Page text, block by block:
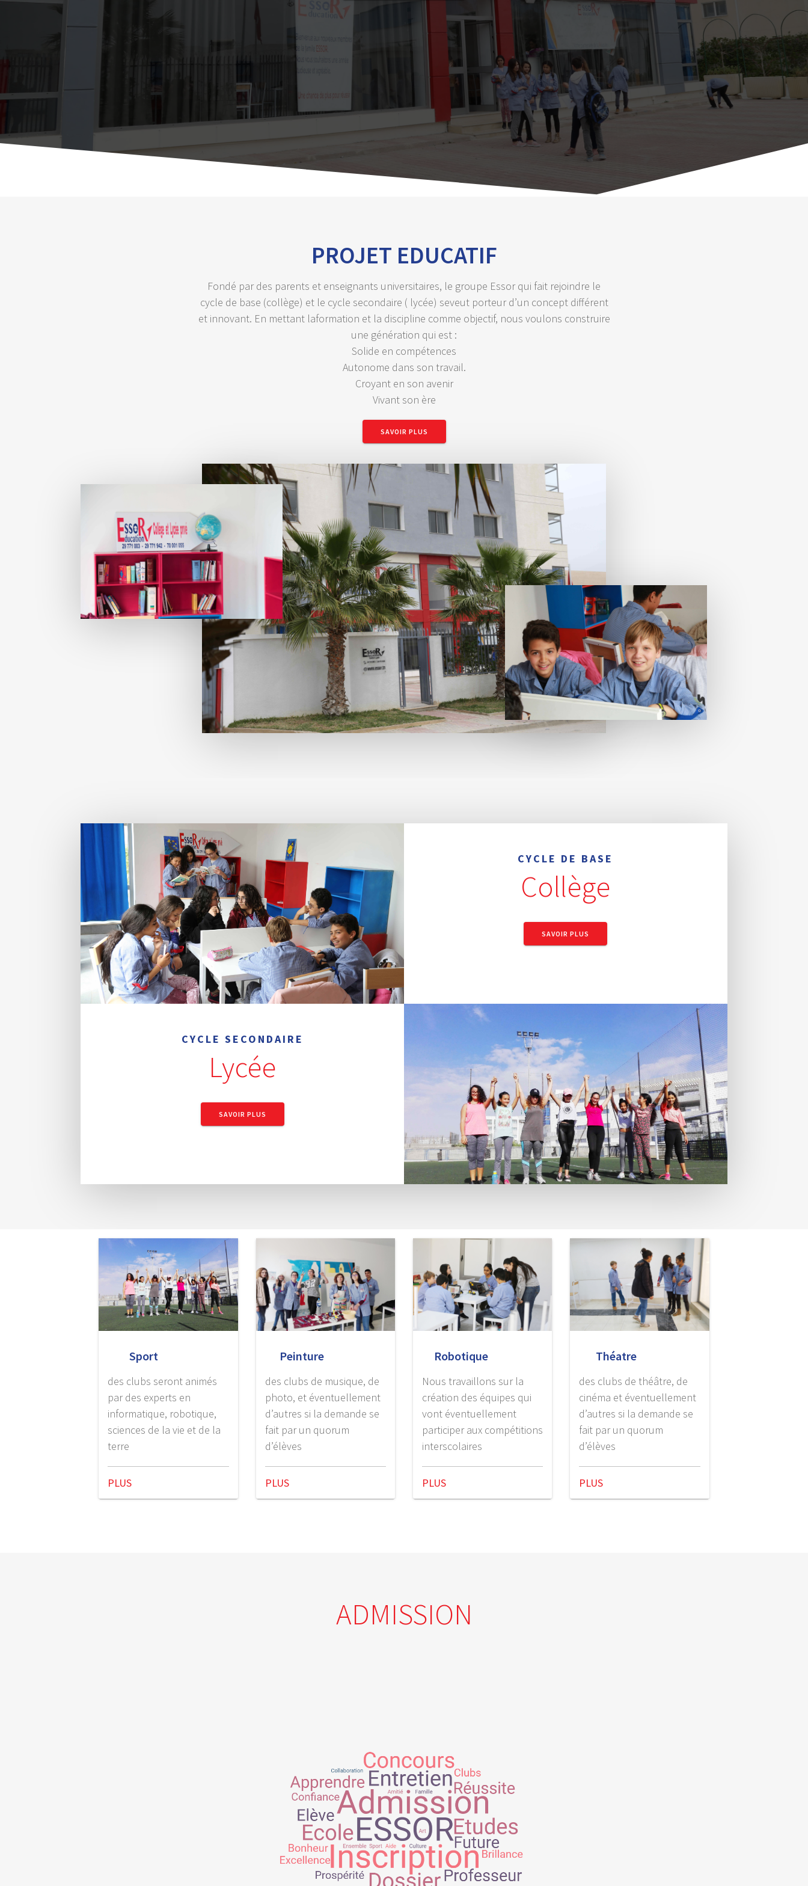
PROJET EDUCATIF
Fondé par des parents et enseignants universitaires, le groupe Essor qui fait rejoindre le
cycle de base (collège) et le cycle secondaire ( lycée) seveut porteur d’un concept différent
et innovant. En mettant laformation et la discipline comme objectif, nous voulons construire
une génération qui est :
Solide en compétences
Autonome dans son travail.
Croyant en son avenir
Vivant son ère
SAVOIR PLUS
CYCLE DE BASE
Collège
SAVOIR PLUS
CYCLE SECONDAIRE
Lycée
SAVOIR PLUS
Sport
des clubs seront animés
par des experts en
informatique, robotique,
sciences de la vie et de la
terre
PLUS
Peinture
des clubs de musique, de
photo, et éventuellement
d’autres si la demande se
fait par un quorum
d’élèves
PLUS
Robotique
Nous travaillons sur la
création des équipes qui
vont éventuellement
participer aux compétitions
interscolaires
PLUS
Théatre
des clubs de théâtre, de
cinéma et éventuellement
d’autres si la demande se
fait par un quorum
d’élèves
PLUS
ADMISSION